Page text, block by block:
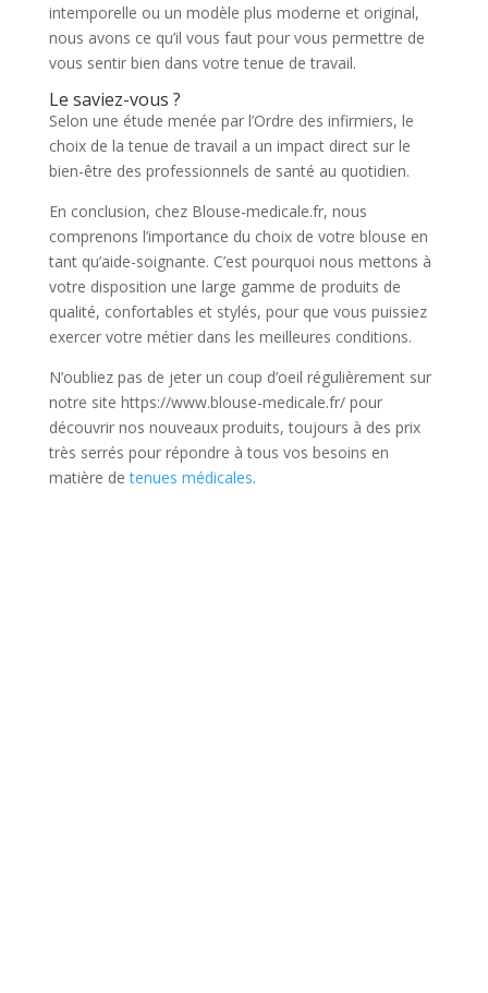
intemporelle ou un modèle plus moderne et original,
nous avons ce qu’il vous faut pour vous permettre de
vous sentir bien dans votre tenue de travail.
Le saviez-vous ?
Selon une étude menée par l’Ordre des infirmiers, le
choix de la tenue de travail a un impact direct sur le
bien-être des professionnels de santé au quotidien.
En conclusion, chez Blouse-medicale.fr, nous
comprenons l’importance du choix de votre blouse en
tant qu’aide-soignante. C’est pourquoi nous mettons à
votre disposition une large gamme de produits de
qualité, confortables et stylés, pour que vous puissiez
exercer votre métier dans les meilleures conditions.
N’oubliez pas de jeter un coup d’oeil régulièrement sur
notre site https://www.blouse-medicale.fr/ pour
découvrir nos nouveaux produits, toujours à des prix
très serrés pour répondre à tous vos besoins en
matière detenues médicales.